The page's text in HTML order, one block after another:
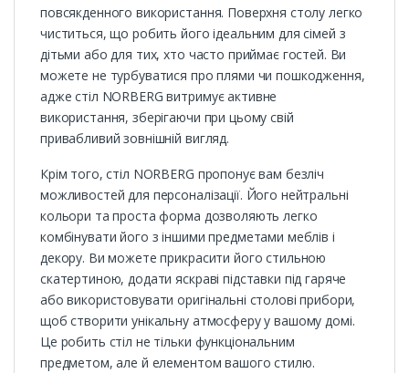
повсякденного використання. Поверхня столу легко
чиститься, що робить його ідеальним для сімей з
дітьми або для тих, хто часто приймає гостей. Ви
можете не турбуватися про плями чи пошкодження,
адже стіл NORBERG витримує активне
використання, зберігаючи при цьому свій
привабливий зовнішній вигляд.
Крім того, стіл NORBERG пропонує вам безліч
можливостей для персоналізації. Його нейтральні
кольори та проста форма дозволяють легко
комбінувати його з іншими предметами меблів і
декору. Ви можете прикрасити його стильною
скатертиною, додати яскраві підставки під гаряче
або використовувати оригінальні столові прибори,
щоб створити унікальну атмосферу у вашому домі.
Це робить стіл не тільки функціональним
предметом, але й елементом вашого стилю.